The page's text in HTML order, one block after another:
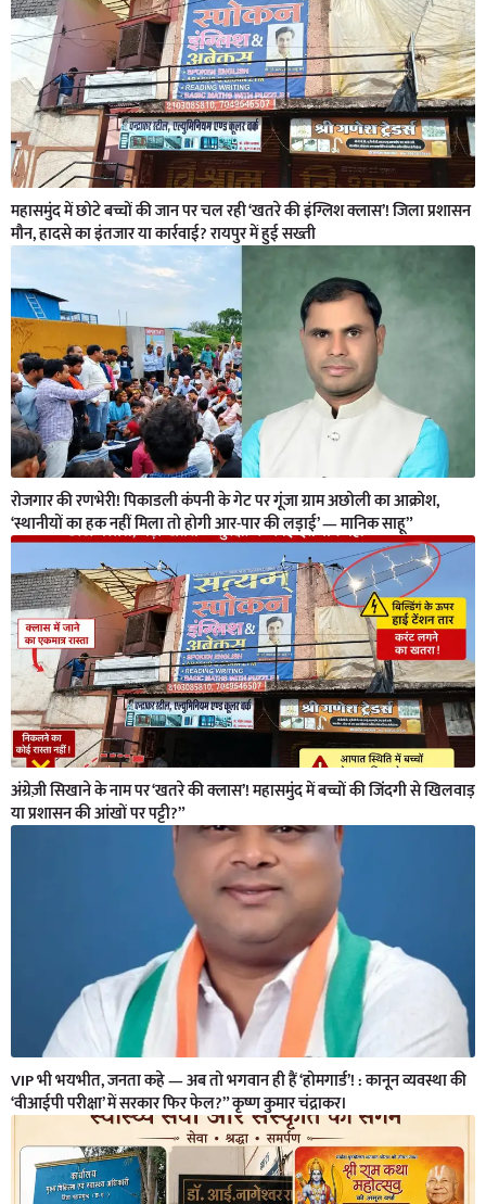
महासमुंद में छोटे बच्चों की जान पर चल रही ‘खतरे की इंग्लिश क्लास’! जिला प्रशासन
मौन, हादसे का इंतजार या कार्रवाई? रायपुर में हुई सख्ती
रोजगार की रणभेरी! पिकाडली कंपनी के गेट पर गूंजा ग्राम अछोली का आक्रोश,
‘स्थानीयों का हक नहीं मिला तो होगी आर-पार की लड़ाई’ — मानिक साहू”
अंग्रेज़ी सिखाने के नाम पर ‘खतरे की क्लास’! महासमुंद में बच्चों की जिंदगी से खिलवाड़
या प्रशासन की आंखों पर पट्टी?”
VIP भी भयभीत, जनता कहे — अब तो भगवान ही हैं ‘होमगार्ड’! : कानून व्यवस्था की
‘वीआईपी परीक्षा’ में सरकार फिर फेल?” कृष्ण कुमार चंद्राकर।